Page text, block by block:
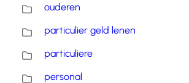
ouderen
particulier geld lenen
particuliere
personal